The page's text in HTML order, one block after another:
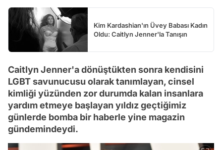
Kim Kardashian'ın Üvey Babası Kadın
Oldu: Caitlyn Jenner'la Tanışın
Caitlyn Jenner'a dönüştükten sonra kendisini
LGBT savunucusu olarak tanımlayan, cinsel
kimliği yüzünden zor durumda kalan insanlara
yardım etmeye başlayan yıldız geçtiğimiz
günlerde bomba bir haberle yine magazin
gündemindeydi.